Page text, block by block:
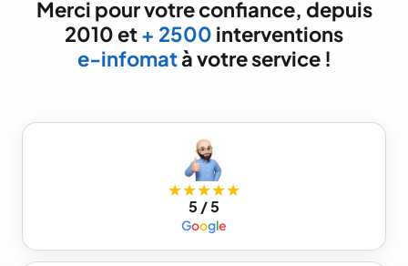
Merci pour votre confiance, depuis
2010 et+ 2500 interventions
e-infomatà votre service !
★★★★★
5 / 5
Google